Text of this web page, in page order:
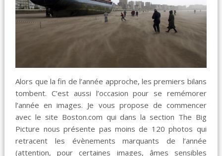
Alors que la fin de l’année approche, les premiers bilans
tombent. C’est aussi l’occasion pour se remémorer
l’année en images. Je vous propose de commencer
avec le site Boston.com qui dans la section The Big
Picture nous présente pas moins de 120 photos qui
retracent les évènements marquants de l’année
(attention, pour certaines images, âmes sensibles